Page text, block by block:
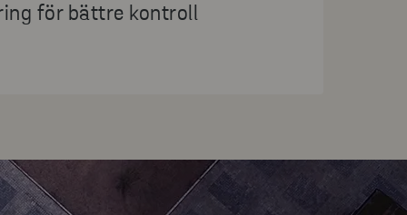
för bättre kontroll